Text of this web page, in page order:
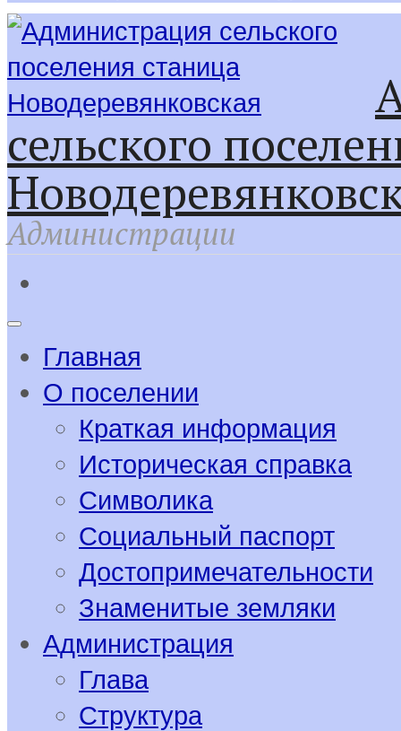
сельского
Администрации
Главная
О поселении
Краткая информация
Историческая справка
Символика
Социальный паспорт
Достопримечательности
Знаменитые земляки
Администрация
Глава
Структура